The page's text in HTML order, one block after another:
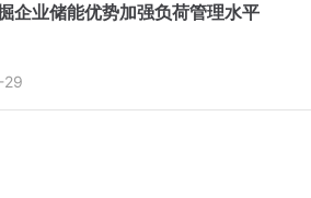
企业储能优势加强负荷管理水平
29